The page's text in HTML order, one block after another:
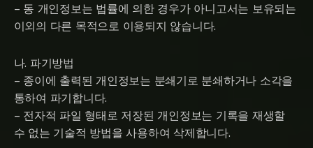
– 동 개인정보는 법률에 의한 경우가 아니고서는 보유되는
이외의 다른 목적으로 이용되지 않습니다.
나. 파기방법
– 종이에 출력된 개인정보는 분쇄기로 분쇄하거나 소각을
통하여 파기합니다.
– 전자적 파일 형태로 저장된 개인정보는 기록을 재생할
수 없는 기술적 방법을 사용하여 삭제합니다.